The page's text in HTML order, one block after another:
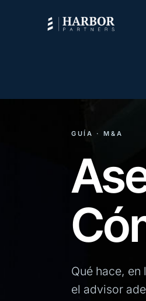
GUÍA · M&A
Qué hace,
el advisor